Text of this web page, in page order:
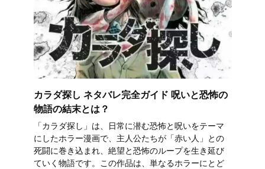
カラダ探し ネタバレ完全ガイド 呪いと恐怖の
物語の結末とは？
「カラダ探し」は、日常に潜む恐怖と呪いをテーマ
にしたホラー漫画で、主人公たちが「赤い人」との
死闘に巻き込まれ、絶望と恐怖のループを生き延び
ていく物語です。この作品は、単なるホラーにとど